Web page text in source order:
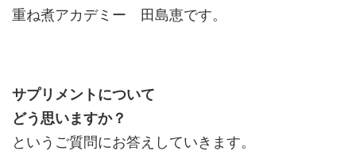
重ね煮アカデミー 田島恵です。
サプリメントについて
どう思いますか？
というご質問にお答えしていきます。